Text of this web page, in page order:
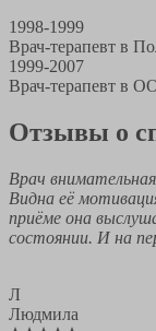
1998-1999
Врач-терапевт в
1999-2007
Врач-терапевт в
Отзывы о
Врач
Видна её
приёме она
состоянии. И на
Л
Людмила